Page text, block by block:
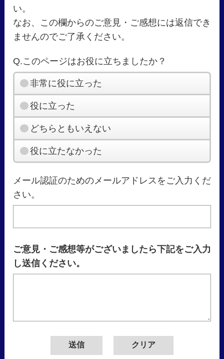
い。
なお、この欄からのご意見・ご感想には返信でき
ませんのでご了承ください。
Q.このページはお役に立ちましたか？
非常に役に立った
役に立った
どちらともいえない
役に立たなかった
メール認証のためのメールアドレスをご入力くだ
さい。
ご意見・ご感想等がございましたら下記をご入力
し送信ください。